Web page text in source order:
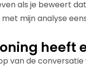
als je beweert
mijn analyse
heeft
van de